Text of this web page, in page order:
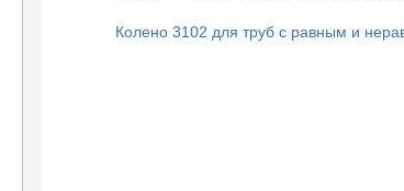
Колено 3102 для труб с равным и